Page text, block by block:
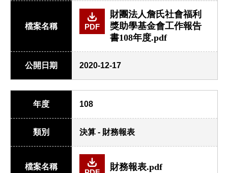
檔案名稱 PDF
財團法人詹氏社會福利
獎助學基金會工作報告
書108年度.pdf
公開日期 2020-12-17
年度 108
類別 決算 - 財務報表
檔案名稱 財務報表.pdf